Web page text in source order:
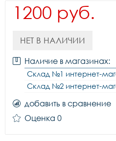
1200 руб.
НЕТ В НАЛИЧИИ
Наличие в магазинах:
Склад №1 интернет-
Склад №2 интернет-
добавить в сравнение
Оценка 0